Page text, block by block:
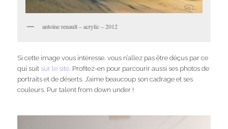
antoine renault – acrylic – 2012
Si cette image vous intéresse, vous n’allez pas être déçus par ce
qui suit sur le site. Profitez-en pour parcourir aussi ses photos de
portraits et de déserts. J’aime beaucoup son cadrage et ses
couleurs. Pur talent from down under !